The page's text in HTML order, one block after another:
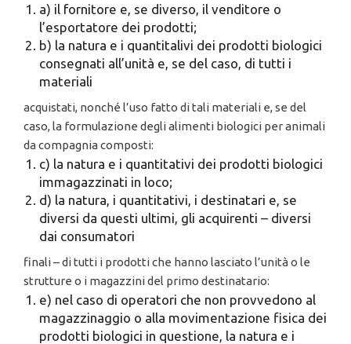
a) il fornitore e, se diverso, il venditore o
l’esportatore dei prodotti;
b) la natura e i quantitalivi dei prodotti biologici
consegnati all’unità e, se del caso, di tutti i
materiali
acquistati, nonché l’uso fatto di tali materiali e, se del
caso, la formulazione degli alimenti biologici per animali
da compagnia composti:
c) la natura e i quantitativi dei prodotti biologici
immagazzinati in loco;
d) la natura, i quantitativi, i destinatari e, se
diversi da questi ultimi, gli acquirenti – diversi
dai consumatori
finali – di tutti i prodotti che hanno lasciato l’unità o le
strutture o i magazzini del primo destinatario:
e) nel caso di operatori che non provvedono al
magazzinaggio o alla movimentazione fisica dei
prodotti biologici in questione, la natura e i